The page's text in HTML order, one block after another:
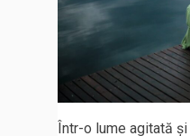
Într-o lume agitată